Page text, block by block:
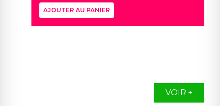
AJOUTER AU PANIER
VOIR +